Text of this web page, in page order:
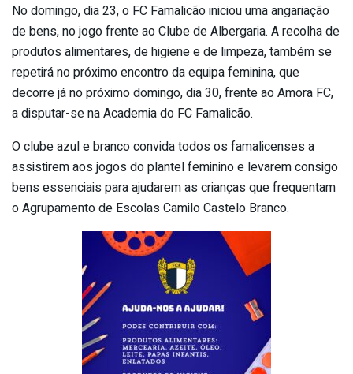
No domingo, dia 23, o FC Famalicão iniciou uma angariação
de bens, no jogo frente ao Clube de Albergaria. A recolha de
produtos alimentares, de higiene e de limpeza, também se
repetirá no próximo encontro da equipa feminina, que
decorre já no próximo domingo, dia 30, frente ao Amora FC,
a disputar-se na Academia do FC Famalicão.
O clube azul e branco convida todos os famalicenses a
assistirem aos jogos do plantel feminino e levarem consigo
bens essenciais para ajudarem as crianças que frequentam
o Agrupamento de Escolas Camilo Castelo Branco.